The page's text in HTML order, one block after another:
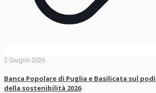
2 Giugno 2026
Banca Popolare di Puglia e Basilicata sul
della sostenibilità 2026